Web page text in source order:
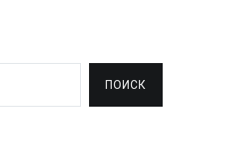
ПОИСК